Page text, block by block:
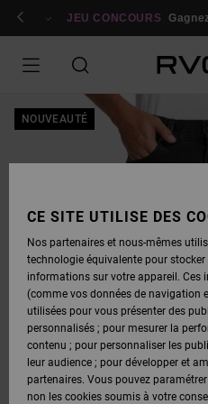
Se connecter / s'inscrire
JEU CONCOURS
NOUVEAUTÉ
CE SITE UTILISE DES
Nos partenaires et nous-mêmes
technologie équivalente pour
informations sur votre appareil. Ces
(comme vos données de navigation
utilisées pour vous présenter des
personnalisés ; pour mesurer la
contenu ; pour personnaliser les
leur audience ; pour développer et
partenaires. Vous pouvez
non les cookies soumis à votre